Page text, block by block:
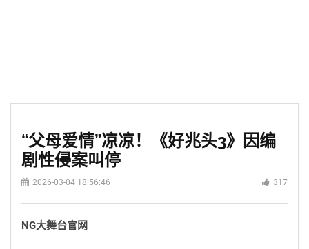
“父母爱情”凉凉！《好兆头3》因编
剧性侵案叫停
2026-03-04 18:56:46 317
NG大舞台官网